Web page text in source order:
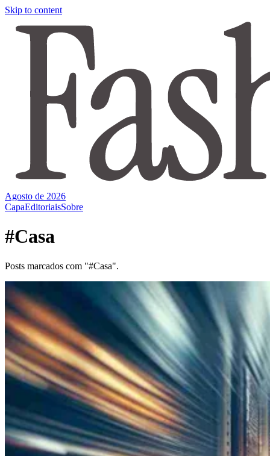
Skip to content
Agosto de 2026
CapaEditoriaisSobre
#Casa
Posts marcados com "#Casa".